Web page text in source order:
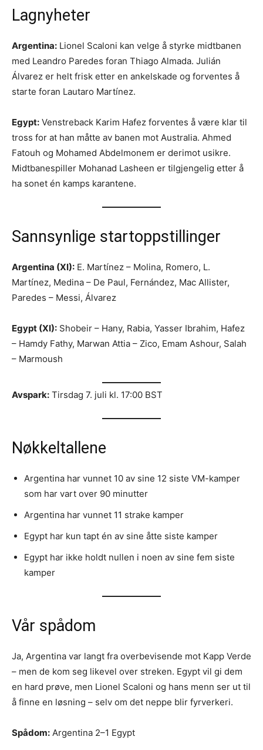
Lagnyheter
Argentina: Lionel Scaloni kan velge å styrke midtbanen
med Leandro Paredes foran Thiago Almada. Julián
Álvarez er helt frisk etter en ankelskade og forventes å
starte foran Lautaro Martínez.
Egypt: Venstreback Karim Hafez forventes å være klar til
tross for at han måtte av banen mot Australia. Ahmed
Fatouh og Mohamed Abdelmonem er derimot usikre.
Midtbanespiller Mohanad Lasheen er tilgjengelig etter å
ha sonet én kamps karantene.
Sannsynlige startoppstillinger
Argentina (XI): E. Martínez – Molina, Romero, L.
Martínez, Medina – De Paul, Fernández, Mac Allister,
Paredes – Messi, Álvarez
Egypt (XI): Shobeir – Hany, Rabia, Yasser Ibrahim, Hafez
– Hamdy Fathy, Marwan Attia – Zico, Emam Ashour, Salah
– Marmoush
Avspark: Tirsdag 7. juli kl. 17:00 BST
Nøkkeltallene
Argentina har vunnet 10 av sine 12 siste VM-kamper
som har vart over 90 minutter
Argentina har vunnet 11 strake kamper
Egypt har kun tapt én av sine åtte siste kamper
Egypt har ikke holdt nullen i noen av sine fem siste
kamper
Vår spådom
Ja, Argentina var langt fra overbevisende mot Kapp Verde
– men de kom seg likevel over streken. Egypt vil gi dem
en hard prøve, men Lionel Scaloni og hans menn ser ut til
å finne en løsning – selv om det neppe blir fyrverkeri.
Spådom: Argentina 2–1 Egypt